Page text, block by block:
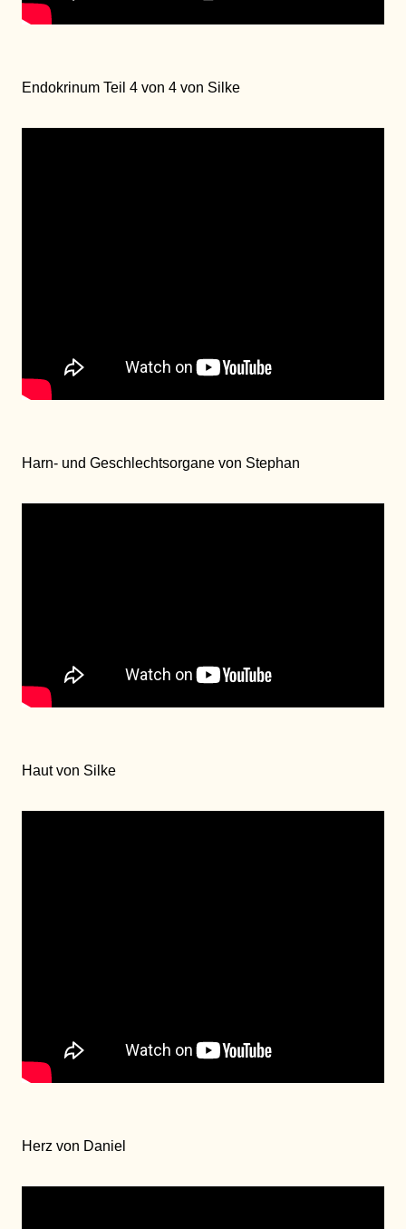
Endokrinum Teil 4 von 4 von Silke
Harn- und Geschlechtsorgane von Stephan
Haut von Silke
Herz von Daniel